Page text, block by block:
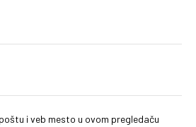
i veb mesto u ovom pregledaču